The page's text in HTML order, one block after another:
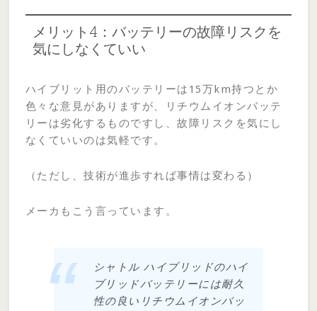
メリット4：バッテリーの故障リスクを
気にしなくていい
ハイブリット用のバッテリーは15万km持つとか
色々な意見がありますが、リチウムイオンバッテ
リーは劣化するものですし、故障リスクを気にし
なくていいのは気軽です。
（ただし、技術が進歩すれば事情は変わる）
メーカもこう言っています。
シャトル ハイブリッドのハイ
ブリッドバッテリーには耐久
性の良いリチウムイオンバッ